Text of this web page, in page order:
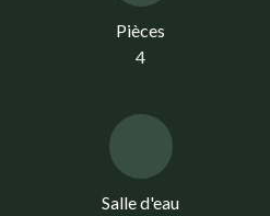
Pièces
4
Salle d'eau